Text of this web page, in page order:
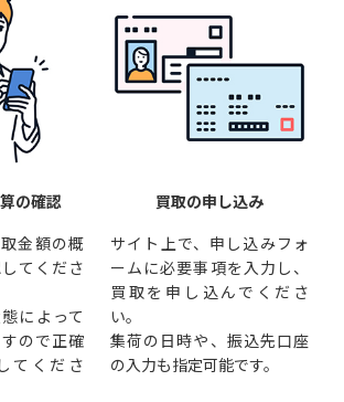
の確認
金額の概
てくださ
によって
ので正確
てくださ
買取の申し込み
サイト上で、申し込みフォ
ームに必要事項を入力し、
買取を申し込んでくださ
い。
集荷の日時や、振込先口座
の入力も指定可能です。